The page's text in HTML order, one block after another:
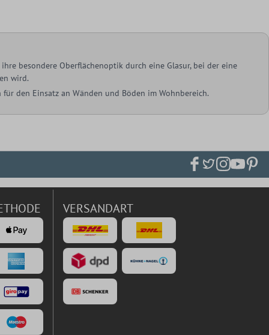
besondere Oberflächenoptik durch eine Glasur, bei der eine
wird.
den Einsatz an Wänden und Böden im Wohnbereich.
VERSANDART